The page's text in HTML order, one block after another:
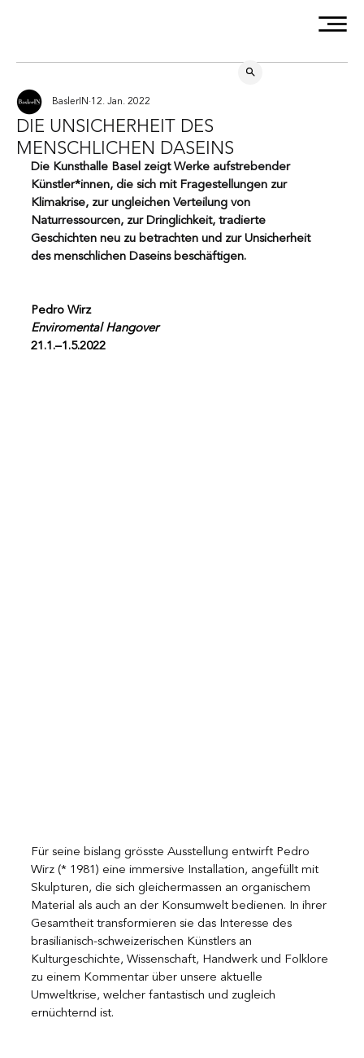
DIE UNSICHERHEIT DES
MENSCHLICHEN DASEINS
BaslerIN 12. Jan. 2022
Die Kunsthalle Basel zeigt Werke aufstrebender
Künstler*innen, die sich mit Fragestellungen zur
Klimakrise, zur ungleichen Verteilung von
Naturressourcen, zur Dringlichkeit, tradierte
Geschichten neu zu betrachten und zur Unsicherheit
des menschlichen Daseins beschäftigen.
Pedro Wirz
Enviromental Hangover
21.1.–1.5.2022
Für seine bislang grösste Ausstellung entwirft Pedro
Wirz (* 1981) eine immersive Installation, angefüllt mit
Skulpturen, die sich gleichermassen an organischem
Material als auch an der Konsumwelt bedienen. In ihrer
Gesamtheit transformieren sie das Interesse des
brasilianisch-schweizerischen Künstlers an
Kulturgeschichte, Wissenschaft, Handwerk und Folklore
zu einem Kommentar über unsere aktuelle
Umweltkrise, welcher fantastisch und zugleich
ernüchternd ist.